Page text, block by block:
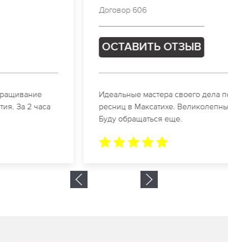
ОСТАВИТЬ ОТЗЫВ
Идеальные мастера своего дела по наращиванию
ресниц в Максатихе. Великолепный результат.
Буду обращаться еще.